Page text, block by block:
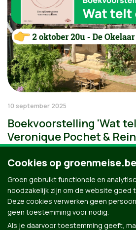
10 september 2025
Boekvoorstelling 'Wat
Veronique Pochet &
Cookies op groenmeise.be
Groen gebruikt functionele en
noodzakelijk zijn om de website goed
Deze cookies verwerken geen
geen toestemming voor nodig.
Als je daarvoor toestemming geeft,